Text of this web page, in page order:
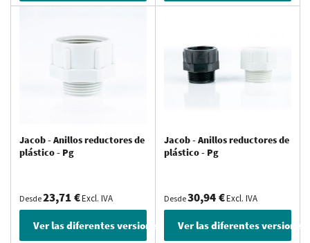
Jacob - Anillos reductores de
plástico - Pg
Desde23,71 €Excl. IVA
Ver las diferentes versiones
Jacob - Anillos reductores de
plástico - Pg
Desde30,94 €Excl. IVA
Ver las diferentes versiones